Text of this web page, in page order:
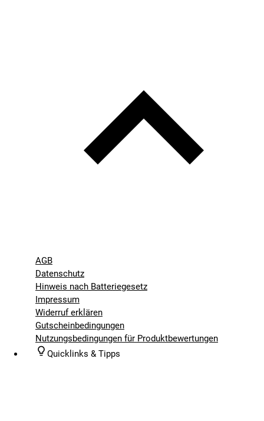
AGB
Datenschutz
Hinweis nach Batteriegesetz
Impressum
Widerruf erklären
Gutscheinbedingungen
Nutzungsbedingungen für Produktbewertungen
Quicklinks & Tipps